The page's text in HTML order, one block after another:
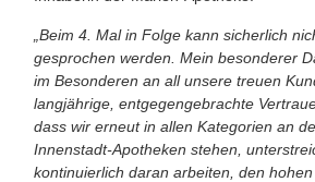
„Beim 4. Mal in Folge kann sicherlich
gesprochen werden. Mein besonderer
im Besonde­ren an all unsere treuen
langjähri­ge, entgegengebrachte
dass wir erneut in allen Ka­tegorien an
Innenstadt-Apotheken ste­hen,
kontinuierlich daran arbei­ten, den